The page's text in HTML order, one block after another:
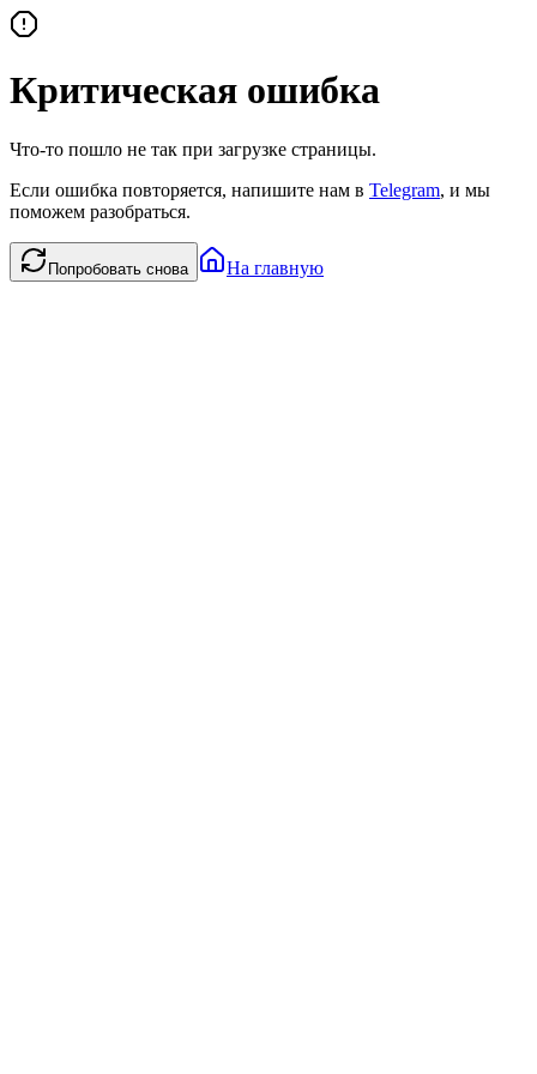
Критическая ошибка
Что-то пошло не так при загрузке страницы.
Если ошибка повторяется, напишите нам в Telegram, и мы
поможем разобраться.
Попробовать снова На главную